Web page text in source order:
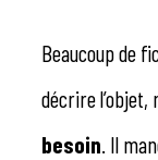
Beaucoup de
décrire l’objet,
besoin. Il